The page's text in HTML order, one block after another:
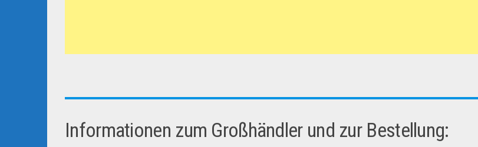
Informationen zum Großhändler und zur Bestellung: